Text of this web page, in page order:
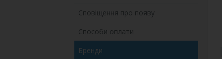
Сповіщення про появу
Способи оплати
Бренди